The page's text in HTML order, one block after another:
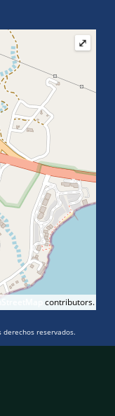
contributors.
⤢
reservados.